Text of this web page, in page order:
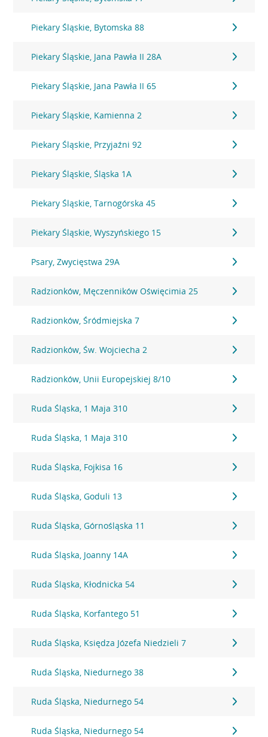
Piekary Śląskie, Bytomska 88
Piekary Śląskie, Jana Pawła II 28A
Piekary Śląskie, Jana Pawła II 65
Piekary Śląskie, Kamienna 2
Piekary Śląskie, Przyjaźni 92
Piekary Śląskie, Śląska 1A
Piekary Śląskie, Tarnogórska 45
Piekary Śląskie, Wyszyńskiego 15
Psary, Zwycięstwa 29A
Radzionków, Męczenników Oświęcimia 25
Radzionków, Śródmiejska 7
Radzionków, Św. Wojciecha 2
Radzionków, Unii Europejskiej 8/10
Ruda Śląska, 1 Maja 310
Ruda Śląska, 1 Maja 310
Ruda Śląska, Fojkisa 16
Ruda Śląska, Goduli 13
Ruda Śląska, Górnośląska 11
Ruda Śląska, Joanny 14A
Ruda Śląska, Kłodnicka 54
Ruda Śląska, Korfantego 51
Ruda Śląska, Księdza Józefa Niedzieli 7
Ruda Śląska, Niedurnego 38
Ruda Śląska, Niedurnego 54
Ruda Śląska, Niedurnego 54